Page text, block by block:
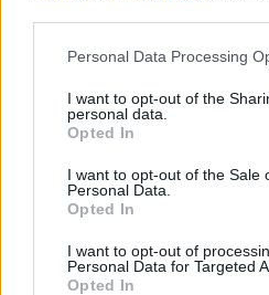
Personal Data Processing
I want to opt-out of the
personal data.
Opted In
I want to opt-out of the Sale
Personal Data.
Opted In
I want to opt-out of
Personal Data for Targeted
Opted In
Jogo no Estádio Dr. Diogo Vaz
Montalegre – Pevidém, 2-1.
Árbitro: Ruben Cardoso (AF Porto).